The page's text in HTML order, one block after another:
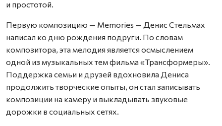
и простотой.
Первую композицию — Memories — Денис Стельмах
написал ко дню рождения подруги. По словам
композитора, эта мелодия является осмыслением
одной из музыкальных тем фильма «Трансформеры».
Поддержка семьи и друзей вдохновила Дениса
продолжить творческие опыты, он стал записывать
композиции на камеру и выкладывать звуковые
дорожки в социальных сетях.